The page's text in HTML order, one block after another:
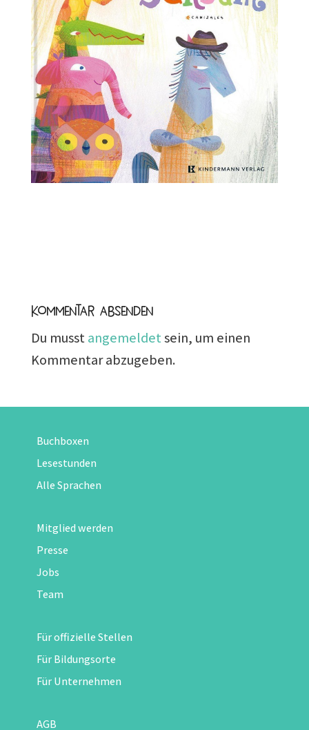
Kommentar absenden
Du musstangemeldetsein, um einen
Kommentar abzugeben.
Buchboxen
Lesestunden
Alle Sprachen
Mitglied werden
Presse
Jobs
Team
Für offizielle Stellen
Für Bildungsorte
Für Unternehmen
AGB